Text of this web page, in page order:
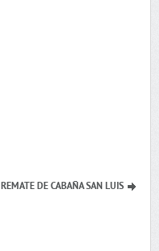
REMATE DE CABAÑA SAN LUIS